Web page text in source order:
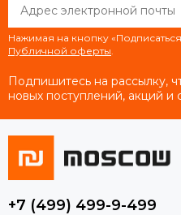
Нажимая на кнопку
Публичной оферты
Подпишитесь на рассылку,
новых поступлений, акций и
+7 (499) 499-9-499